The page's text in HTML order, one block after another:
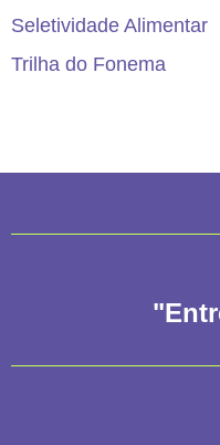
Seletividade Alimentar
Trilha do Fonema